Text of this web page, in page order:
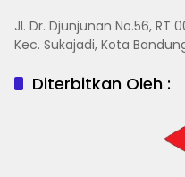
Jl. Dr. Djunjunan No.56, RT
Kec. Sukajadi, Kota
Diterbitkan Oleh :